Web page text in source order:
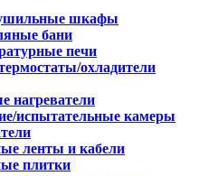
шкафы
бани
печи
охладители
нагреватели
испытательные камеры
ленты и кабели
плитки